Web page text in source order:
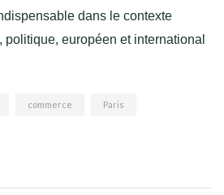
dans le contexte
européen et international
commerce Paris